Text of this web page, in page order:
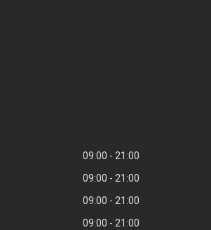
09:00
21:00
09:00
21:00
09:00
21:00
09:00
21:00